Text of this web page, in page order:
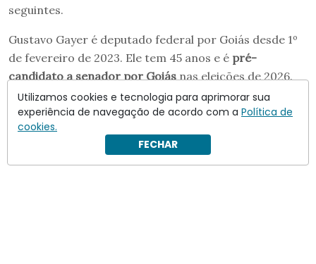
seguintes.
Gustavo Gayer é deputado federal por Goiás desde 1º
de fevereiro de 2023. Ele tem 45 anos e é pré-
candidato a senador por Goiásnas eleições de 2026.
Utilizamos cookies e tecnologia para aprimorar sua
experiência de navegação de acordo com a Política de
cookies.
FECHAR